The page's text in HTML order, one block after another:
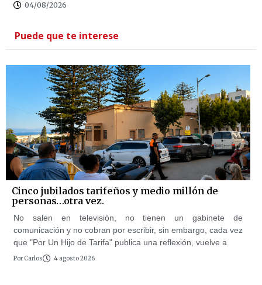
04/08/2026
Puede que te interese
Cinco jubilados tarifeños y medio millón de
personas…otra vez.
No salen en televisión, no tienen un gabinete de
comunicación y no cobran por escribir, sin embargo, cada vez
que "Por Un Hijo de Tarifa" publica una reflexión, vuelve a
Por Carlos 4 agosto 2026